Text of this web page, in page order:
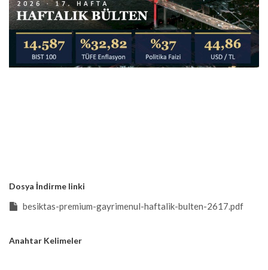
Dosya İndirme linki
besiktas-premium-gayrimenul-haftalik-bulten-2617.pdf
Anahtar Kelimeler